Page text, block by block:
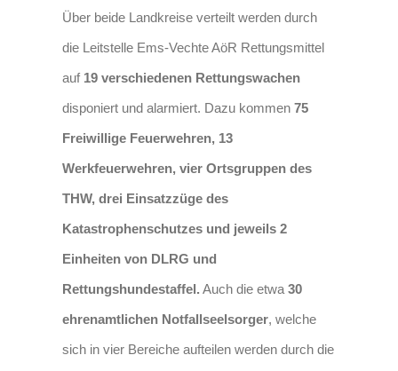
Über beide Landkreise verteilt werden durch
die Leitstelle Ems-Vechte AöR Rettungsmittel
auf 19 verschiedenen Rettungswachen
disponiert und alarmiert. Dazu kommen 75
Freiwillige Feuerwehren, 13
Werkfeuerwehren, vier Ortsgruppen des
THW, drei Einsatzzüge des
Katastrophenschutzes und jeweils 2
Einheiten von DLRG und
Rettungshundestaffel. Auch die etwa 30
ehrenamtlichen Notfallseelsorger, welche
sich in vier Bereiche aufteilen werden durch die